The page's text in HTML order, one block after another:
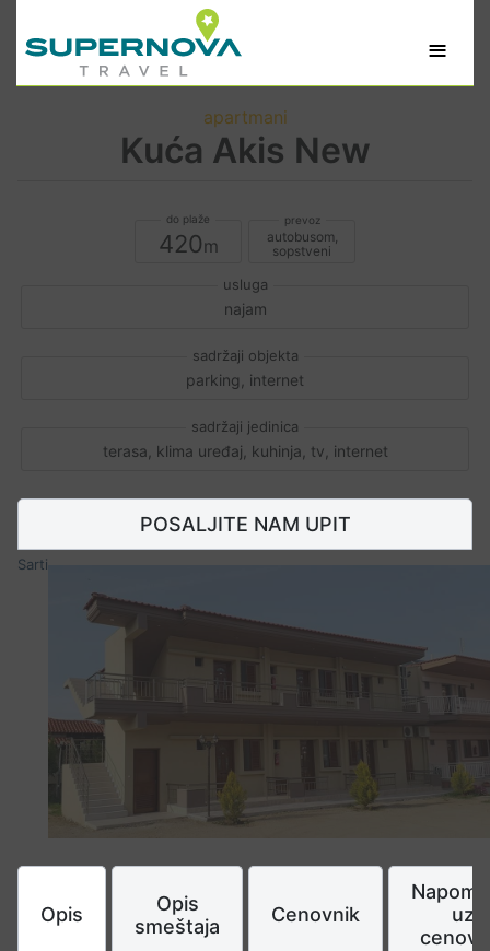
≡
apartmani
Kuća Akis New
420
autobusom,
sopstveni
najam
parking, internet
terasa, klima uređaj, kuhinja, tv, internet
POSALJITE NAM UPIT
Sarti
Opis
Opis
smeštaja
Cenovnik
uz